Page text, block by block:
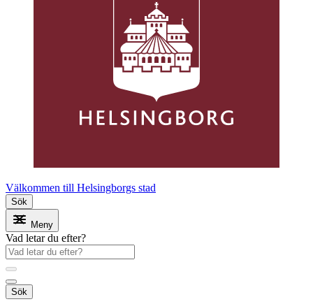
Välkommen till Helsingborgs stad
Sök
Meny
Vad letar du efter?
Sök